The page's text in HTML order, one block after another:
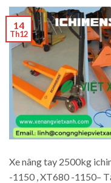
14
Th12
Xe nâng tay 2500kg
-1150 , XT680 -1150–